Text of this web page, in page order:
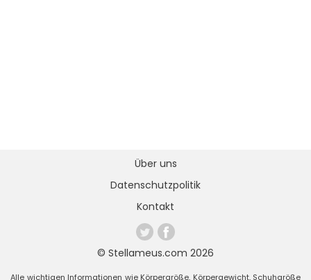
© Stellameus.com 2026
Über uns
Datenschutzpolitik
Kontakt
Alle wichtigen Informationen wie Körpergröße, Körpergewicht, Schuhgröße